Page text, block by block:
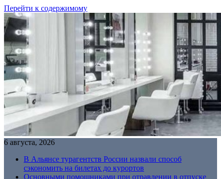
Перейти к содержимому
6 августа, 2026
В Альянсе турагентств России назвали способ
сэкономить на билетах до курортов
Основными помощниками при отравлении в отпуске